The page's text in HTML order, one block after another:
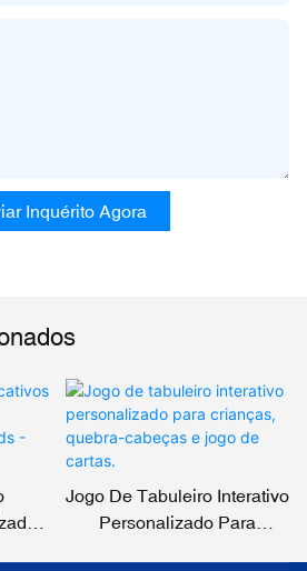
Inquérito Agora
Jogo De Tabuleiro Interativo
Personalizado Para